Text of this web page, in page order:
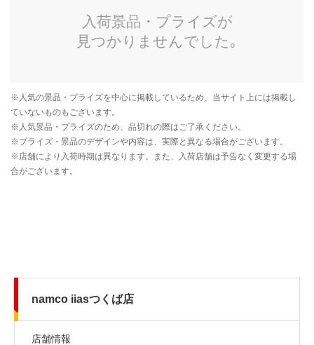
namco iiasつくば店
店舗情報